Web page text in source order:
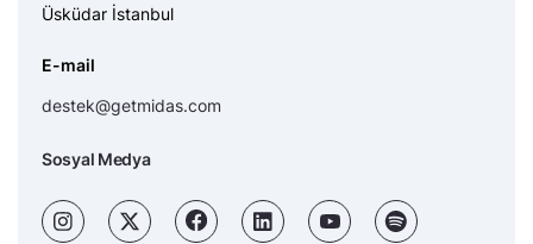
Üsküdar İstanbul
E-mail
destek@getmidas.com
Sosyal Medya